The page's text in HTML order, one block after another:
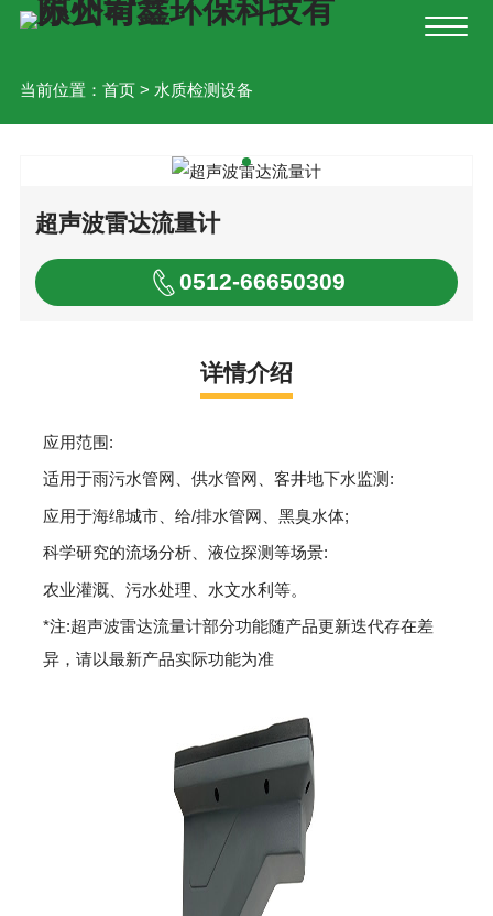
当前位置： 首页> 水质检测设备
超声波雷达流量计
0512-66650309
详情介绍
应用范围:
适用于雨污水管网、供水管网、客井地下水监测:
应用于海绵城市、给/排水管网、黑臭水体;
科学研究的流场分析、液位探测等场景:
农业灌溉、污水处理、水文水利等。
*注:超声波雷达流量计部分功能随产品更新迭代存在差
异，请以最新产品实际功能为准